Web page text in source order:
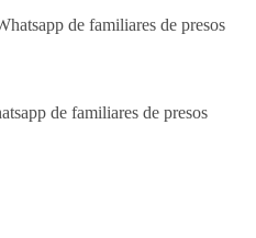
de familiares de presos